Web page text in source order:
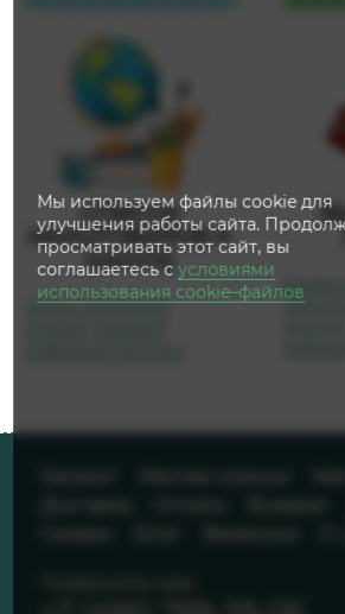
СПИСОК
КАНЦТОВАРОВ К
ШКОЛЕ
Очень полезный
Мы используем файлы cookie для
улучшения работы сайта.
просматривать этот сайт, вы
соглашаетесь сусловиями
использования cookie–файлов